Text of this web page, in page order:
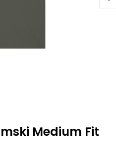
Medium Fit